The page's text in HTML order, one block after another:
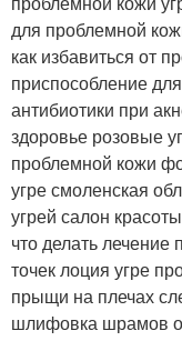
для проблемной
как избавиться от
приспособление
антибиотики при
здоровье розовые
проблемной кожи
угре смоленская
угрей салон
что делать
точек лоция угре
прыщи на плечах
шлифовка шрамов